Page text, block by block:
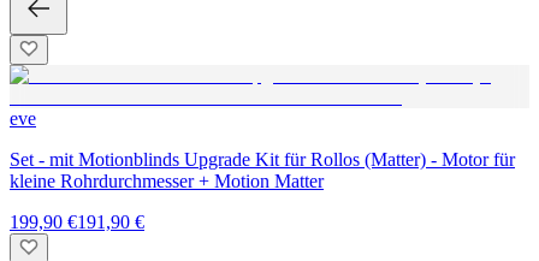
eve
Set - mit Motionblinds Upgrade Kit für Rollos (Matter) - Motor für
kleine Rohrdurchmesser + Motion Matter
199,90 €191,90 €